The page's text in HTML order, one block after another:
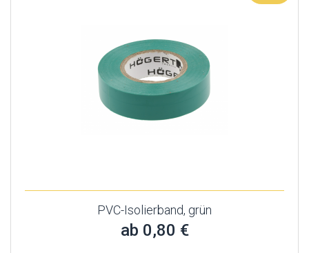
PVC-Isolierband, grün
ab 0,80 €